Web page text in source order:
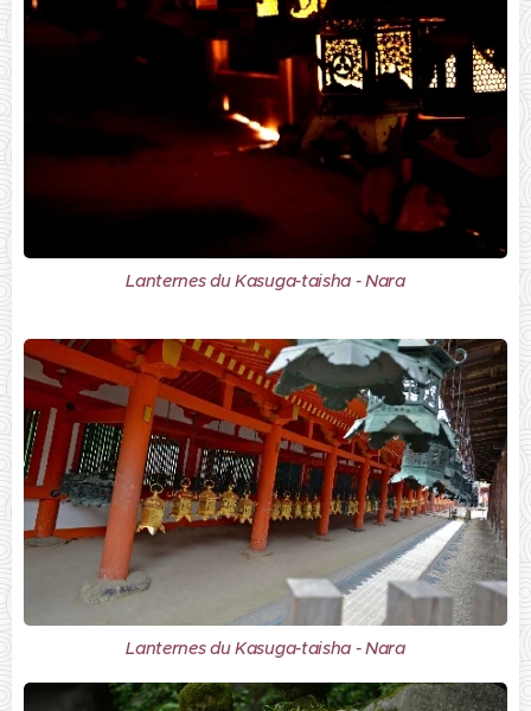
Lanternes du Kasuga-taisha - Nara
Lanternes du Kasuga-taisha - Nara